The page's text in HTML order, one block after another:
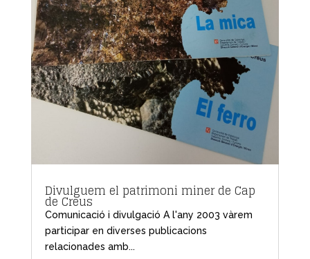
Divulguem el patrimoni miner de Cap
de Creus
Comunicació i divulgació A l'any 2003 vàrem
participar en diverses publicacions
relacionades amb...